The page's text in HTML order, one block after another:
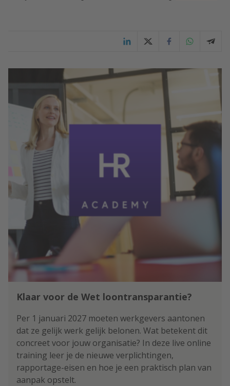
Klaar voor de Wet loontransparantie?
Per 1 januari 2027 moeten werkgevers aantonen
dat ze gelijk werk gelijk belonen. Wat betekent dit
concreet voor jouw organisatie? In deze live online
training leer je de nieuwe verplichtingen,
rapportage-eisen en hoe je een praktisch plan van
aanpak opstelt.